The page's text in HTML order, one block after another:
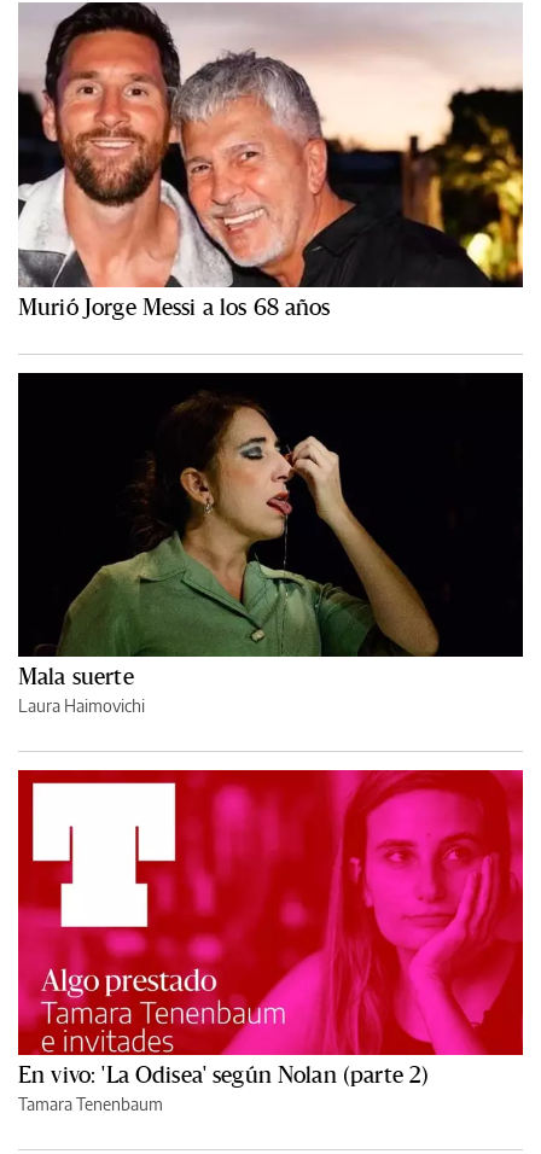
Murió Jorge Messi a los 68 años
Mala suerte
Laura Haimovichi
En vivo: 'La Odisea' según Nolan (parte 2)
Tamara Tenenbaum